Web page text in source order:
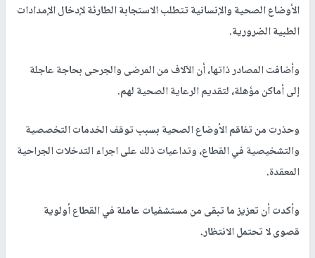
الأوضاع الصحية والإنسانية تتطلب الاستجابة الطارئة لإدخال الإمدادات
الطبية الضرورية.
وأضافت المصادر ذاتها، أن الآلاف من المرضى والجرحى بحاجة عاجلة
إلى أماكن مؤهلة، لتقديم الرعاية الصحية لهم.
وحذرت من تفاقم الأوضاع الصحية بسبب توقف الخدمات التخصصية
والتشخيصية في القطاع، وتداعيات ذلك على اجراء التدخلات الجراحية
المعقدة.
وأكدت أن تعزيز ما تبقى من مستشفيات عاملة في القطاع أولوية
قصوى لا تحتمل الانتظار.